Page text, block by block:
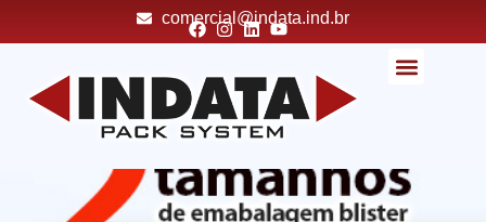
comercial@indata.ind.br